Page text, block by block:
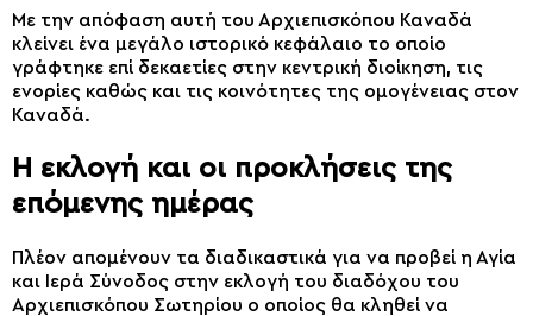
Με την απόφαση αυτή του Αρχιεπισκόπου Καναδά
κλείνει ένα μεγάλο ιστορικό κεφάλαιο το οποίο
γράφτηκε επί δεκαετίες στην κεντρική διοίκηση, τις
ενορίες καθώς και τις κοινότητες της ομογένειας στον
Καναδά.
Η εκλογή και οι προκλήσεις της
επόμενης ημέρας
Πλέον απομένουν τα διαδικαστικά για να προβεί η Αγία
και Ιερά Σύνοδος στην εκλογή του διαδόχου του
Αρχιεπισκόπου Σωτηρίου ο οποίος θα κληθεί να